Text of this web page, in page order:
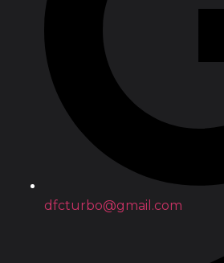
dfcturbo@gmail.com